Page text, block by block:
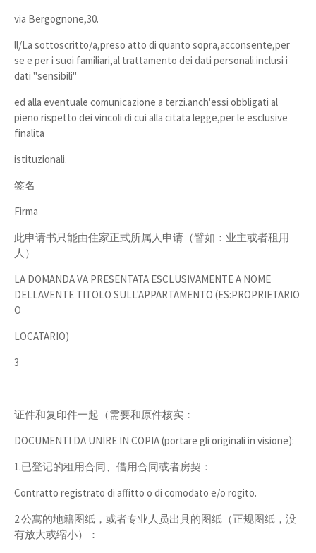
via Bergognone,30.
ll/La sottoscritto/a,preso atto di quanto sopra,acconsente,per
se e per i suoi familiari,al trattamento dei dati personali.inclusi i
dati "sensibili"
ed alla eventuale comunicazione a terzi.anch'essi obbligati al
pieno rispetto dei vincoli di cui alla citata legge,per le esclusive
finalita
istituzionali.
签名
Firma
此申请书只能由住家正式所属人申请（譬如：业主或者租用
人）
LA DOMANDA VA PRESENTATA ESCLUSIVAMENTE A NOME
DELLAVENTE TITOLO SULL'APPARTAMENTO (ES:PROPRIETARIO
O
LOCATARIO)
3
证件和复印件一起（需要和原件核实：
DOCUMENTI DA UNIRE IN COPIA (portare gli originali in visione):
1.已登记的租用合同、借用合同或者房契：
Contratto registrato di affitto o di comodato e/o rogito.
2.公寓的地籍图纸，或者专业人员出具的图纸（正规图纸，没
有放大或缩小）：